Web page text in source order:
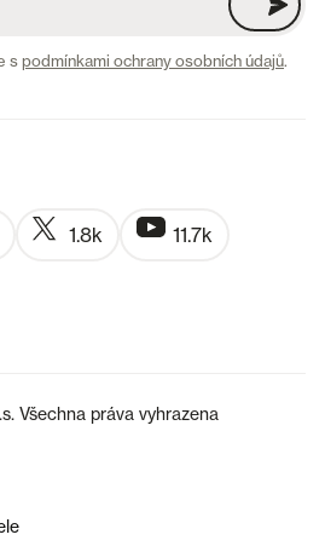
spodmínkami ochrany osobních údajů.
1.8k 11.7k
Všechna práva vyhrazena